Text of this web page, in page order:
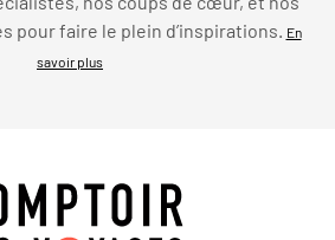
pour faire le plein d’inspirations.
En
savoir plus